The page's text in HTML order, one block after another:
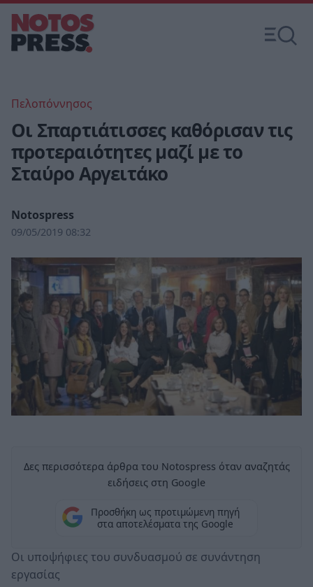
Πελοπόννησος
Οι Σπαρτιάτισσες καθόρισαν τις
προτεραιότητες μαζί με το
Σταύρο Αργειτάκο
Notospress
09/05/2019 08:32
Δες περισσότερα άρθρα του Notospress όταν αναζητάς
ειδήσεις στη Google
Προσθήκη ως προτιμώμενη πηγή
στα αποτελέσματα της Google
Οι υποψήφιες του συνδυασμού σε συνάντηση
εργασίας